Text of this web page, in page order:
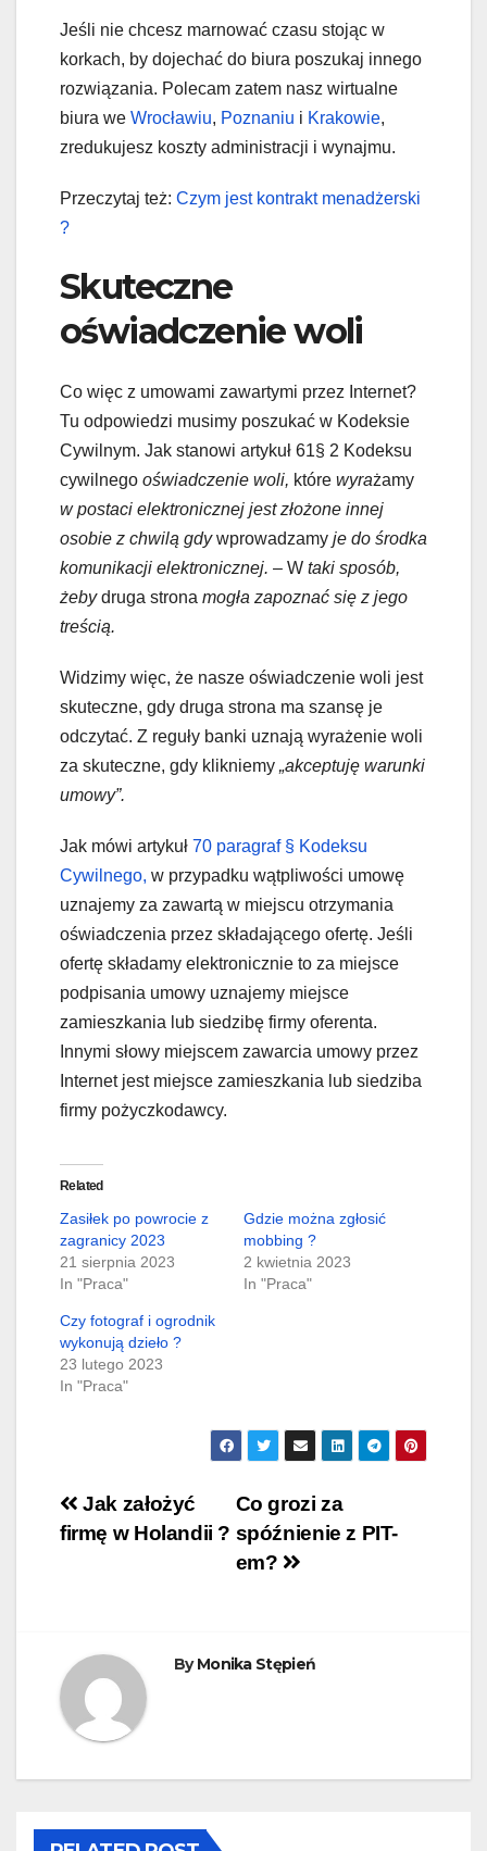
Jeśli nie chcesz marnować czasu stojąc w
korkach, by dojechać do biura poszukaj innego
rozwiązania. Polecam zatem nasz wirtualne
biura we Wrocławiu, Poznaniu i Krakowie,
zredukujesz koszty administracji i wynajmu.
Przeczytaj też: Czym jest kontrakt menadżerski
?
Skuteczne
oświadczenie woli
Co więc z umowami zawartymi przez Internet?
Tu odpowiedzi musimy poszukać w Kodeksie
Cywilnym. Jak stanowi artykuł 61§ 2 Kodeksu
cywilnego oświadczenie woli, które wyrażamy
w postaci elektronicznej jest złożone innej
osobie z chwilą gdywprowadzamy je do środka
komunikacji elektronicznej. – W taki sposób,
żebydruga strona mogła zapoznać się z jego
treścią.
Widzimy więc, że nasze oświadczenie woli jest
skuteczne, gdy druga strona ma szansę je
odczytać. Z reguły banki uznają wyrażenie woli
za skuteczne, gdy klikniemy „akceptuję warunki
umowy”.
Jak mówi artykuł 70 paragraf § Kodeksu
Cywilnego, w przypadku wątpliwości umowę
uznajemy za zawartą w miejscu otrzymania
oświadczenia przez składającego ofertę. Jeśli
ofertę składamy elektronicznie to za miejsce
podpisania umowy uznajemy miejsce
zamieszkania lub siedzibę firmy oferenta.
Innymi słowy miejscem zawarcia umowy przez
Internet jest miejsce zamieszkania lub siedziba
firmy pożyczkodawcy.
Related
Zasiłek po powrocie z
zagranicy 2023
21 sierpnia 2023
In "Praca"
Gdzie można zgłosić
mobbing ?
2 kwietnia 2023
In "Praca"
Czy fotograf i ogrodnik
wykonują dzieło ?
23 lutego 2023
In "Praca"
Nawigacja
wpisu
Co grozi za
spóźnienie z PIT-
em?
Jak założyć
firmę w Holandii ?
ByMonika Stępień